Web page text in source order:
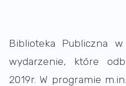
Biblioteka Publiczna
wydarzenie, które
2019r. W programie